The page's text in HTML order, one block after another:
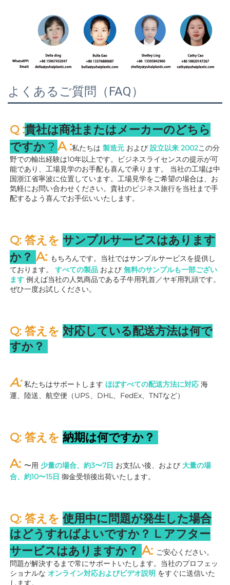
よくあるご質問（FAQ）
Q :貴社は商社またはメーカーのどちら
ですか ? A :私たちは 製造元 および 設立以来 2002この分
野での輸出経験は10年以上です。ビジネスライセンスの提示が可
能であり、工場見学のお手配も喜んで承ります。 当社の工場は中
国浙江省寧波に位置しています。工場見学をご希望の場合は、お
気軽にお問い合わせください。貴社のビジネス旅行を当社まで手
配するよう喜んでお手伝いいたします。
Q: 答えを サンプルサービスはあります
か？ A: もちろんです。当社ではサンプルサービスを提供し
ております。 すべての製品 および 無料のサンプルも一部ござい
ます 例えば当社の人気商品である子牛用乳首／ヤギ用乳頭です。
ぜひ一度お試しください。
Q: 答えを 対応している配送方法は何で
すか？
A: 私たちはサポートします ほぼすべての配送方法に対応 海
運、陸送、航空便（UPS、DHL、FedEx、TNTなど）
Q: 答えを 納期は何ですか？
A: 〜用 少量の場合、約3〜7日 お支払い後、および 大量の場
合、約10〜15日 御金受領後出荷いたします。
Q: 答えを 使用中に問題が発生した場合
はどうすればよいですか？ L アフター
サービスはありますか？ A: ご安心ください。
問題が解決するまで常にサポートいたします。当社のプロフェッ
ショナルな オンライン対応およびビデオ説明 をすぐに送信いた
します。